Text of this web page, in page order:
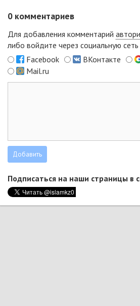
0 комментариев
Для добавления комментарий
либо войдите через социальную сеть
Facebook
ВКонтакте
Mail.ru
Подписаться на наши страницы в